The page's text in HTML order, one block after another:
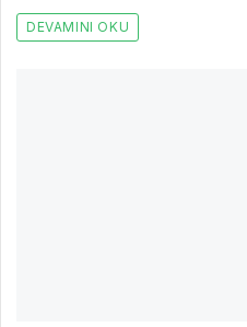
DEVAMINI OKU